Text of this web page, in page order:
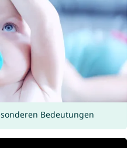
Bedeutungen